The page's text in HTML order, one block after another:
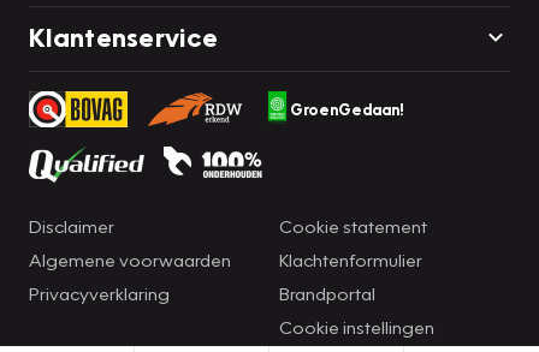
Klantenservice
GroenGedaan!
Disclaimer
Algemene voorwaarden
Privacyverklaring
Cookie statement
Klachtenformulier
Brandportal
Cookie instellingen